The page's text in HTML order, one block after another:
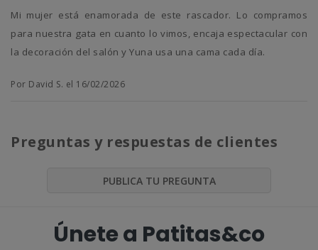
Mi mujer está enamorada de este rascador. Lo compramos
para nuestra gata en cuanto lo vimos, encaja espectacular con
la decoración del salón y Yuna usa una cama cada día.
Por David S. el 16/02/2026
Preguntas y respuestas de clientes
PUBLICA TU PREGUNTA
Únete a Patitas&co